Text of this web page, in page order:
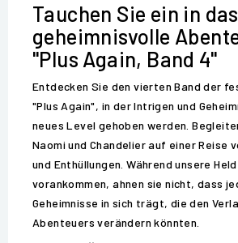
Tauchen Sie ein in das
geheimnisvolle
"Plus Again, Band 4"
Entdecken Sie den vierten Band der
"Plus Again", in der Intrigen und
neues Level gehoben werden.
Naomi und Chandelier auf einer Reise
und Enthüllungen. Während unsere
vorankommen, ahnen sie nicht, dass
Geheimnisse in sich trägt, die den
Abenteuers verändern könnten.